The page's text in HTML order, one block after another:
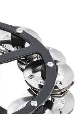
パーカッション
電子ピアノ